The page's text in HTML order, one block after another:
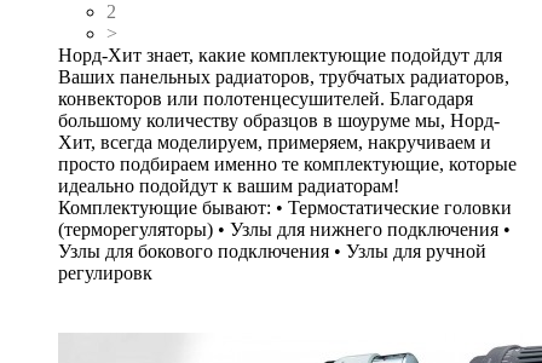
2
>
Норд-Хит знает, какие комплектующие подойдут для
Ваших панельных радиаторов, трубчатых радиаторов,
конвекторов или полотенцесушителей. Благодаря
большому количеству образцов в шоуруме мы, Норд-
Хит, всегда моделируем, примеряем, накручиваем и
просто подбираем именно те комплектующие, которые
идеально подойдут к вашим радиаторам!
Комплектующие бывают: • Термостатические головки
(терморегуляторы) • Узлы для нижнего подключения •
Узлы для бокового подключения • Узлы для ручной
регулировк